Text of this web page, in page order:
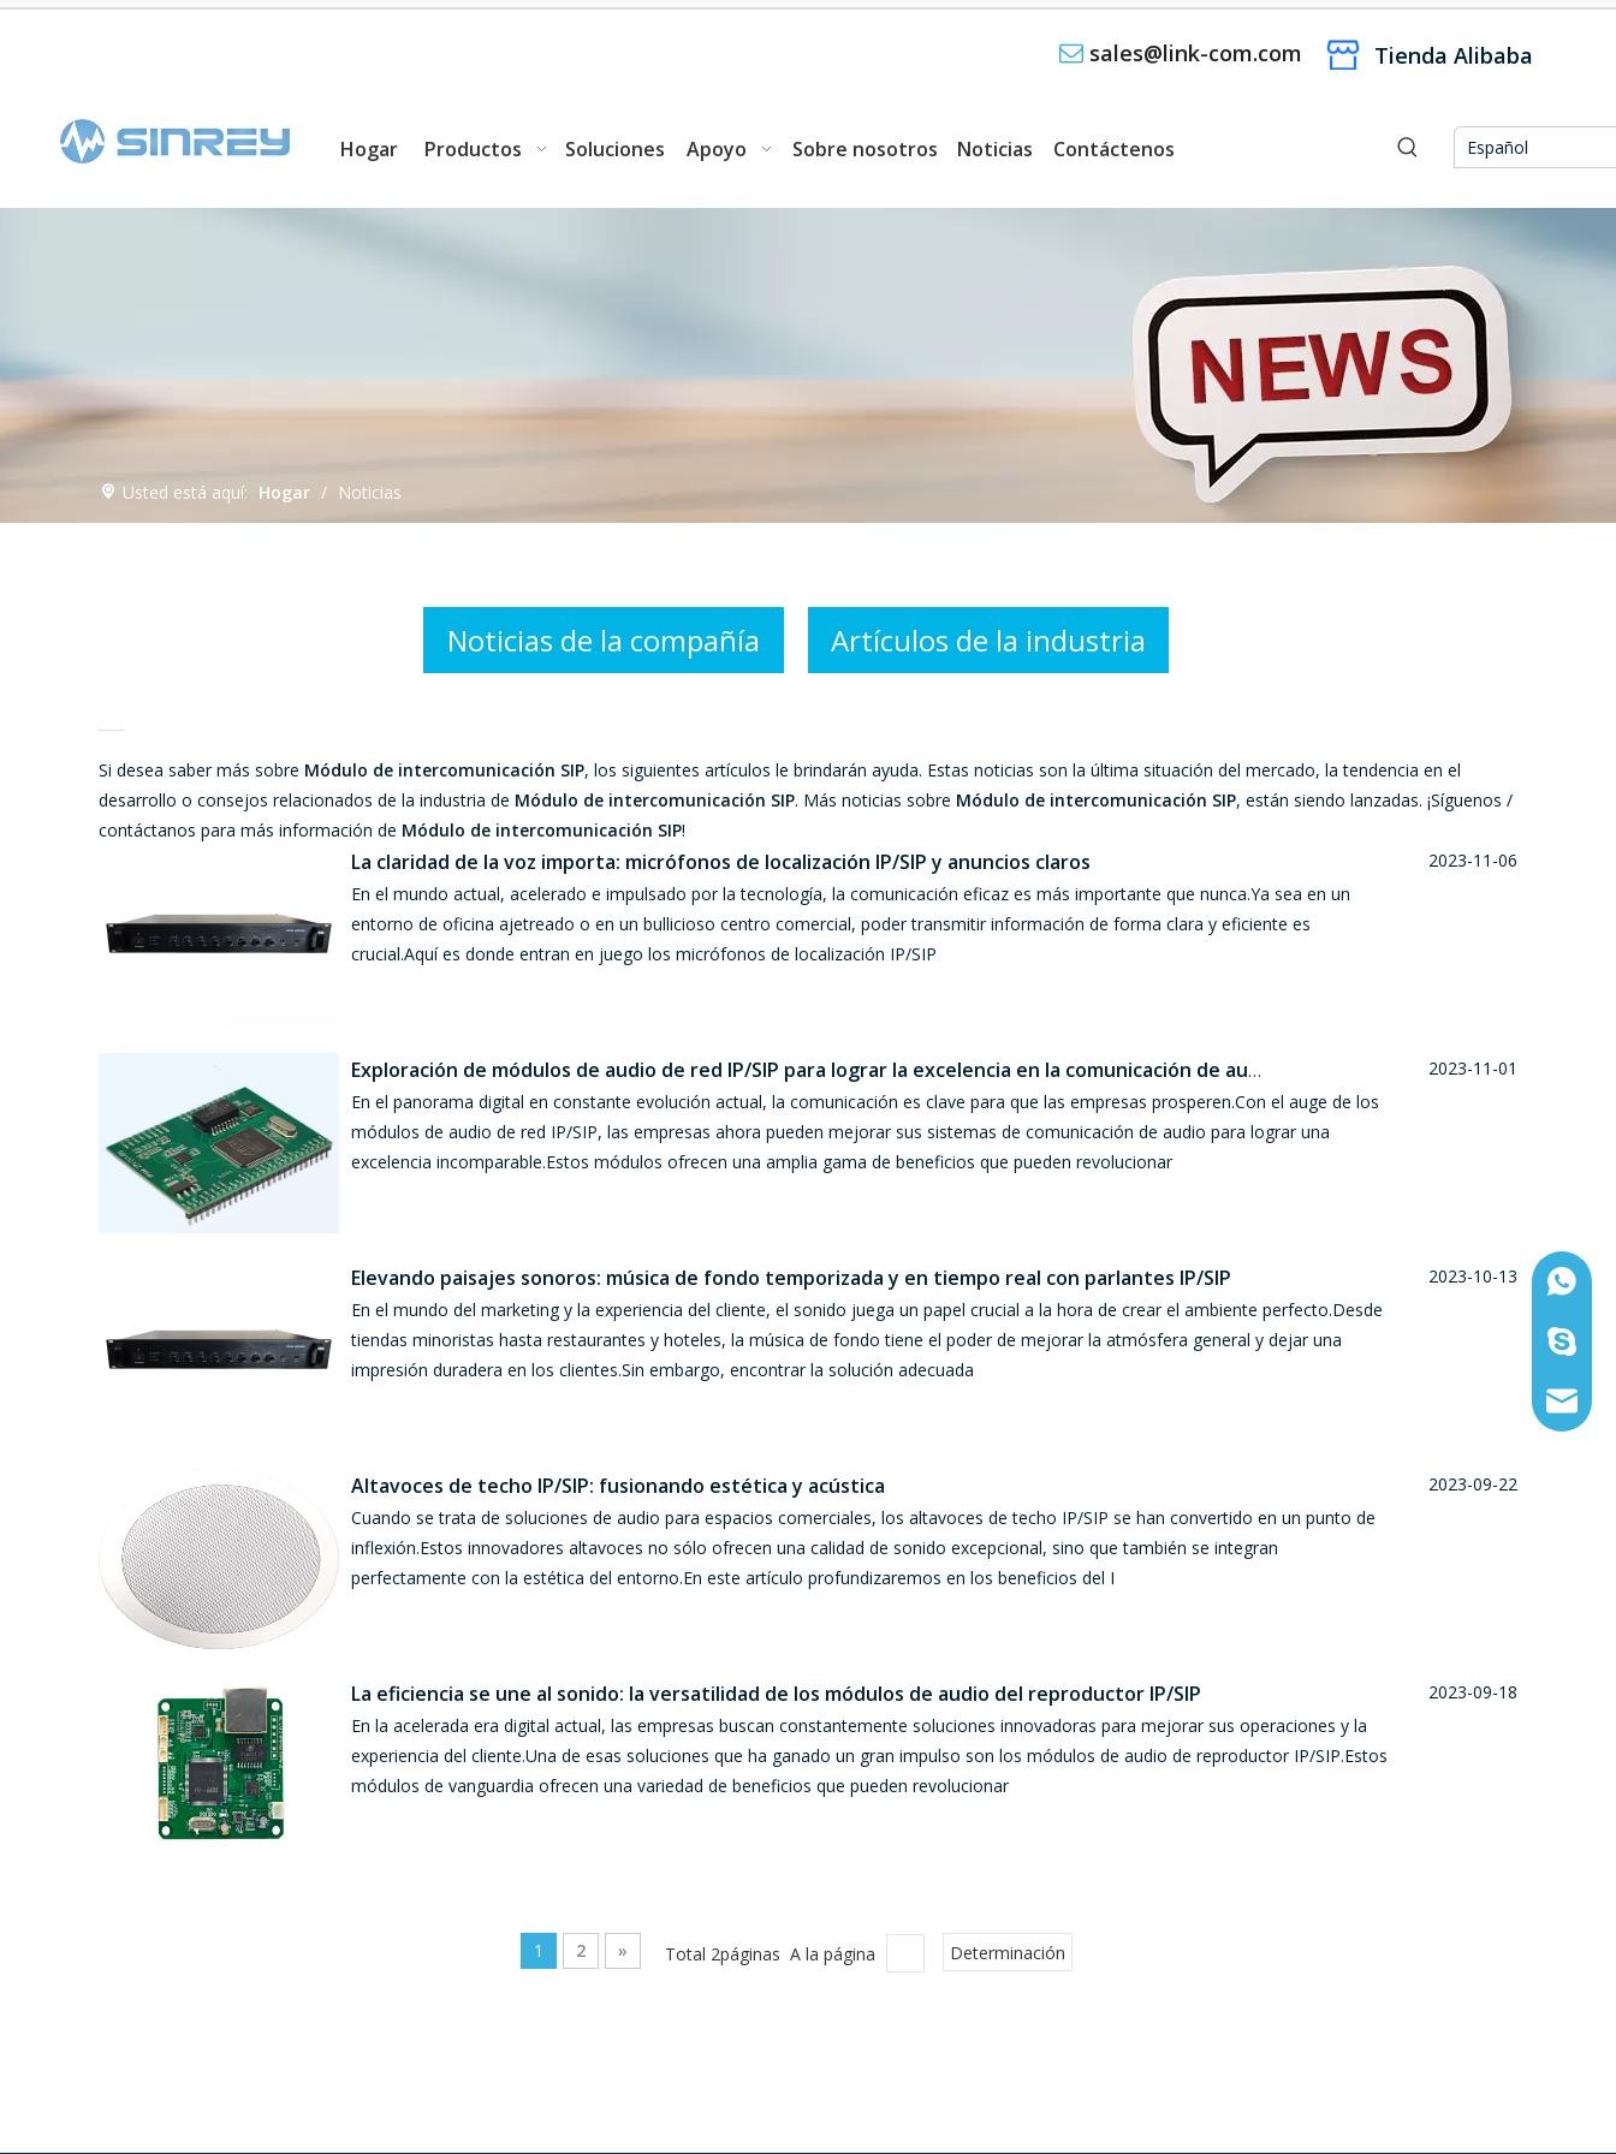
 sales@link-com.com Tienda Alibaba
Hogar Productos Soluciones Apoyo Sobre nosotros Noticias Contáctenos Español
Usted está aquí: Hogar / Noticias
Noticias de la compañía Artículos de la industria
Si desea saber más sobre Módulo de intercomunicación SIP, los siguientes artículos le brindarán ayuda. Estas noticias son la última situación del mercado, la tendencia en el
desarrollo o consejos relacionados de la industria de Módulo de intercomunicación SIP. Más noticias sobre Módulo de intercomunicación SIP, están siendo lanzadas. ¡Síguenos /
contáctanos para más información de Módulo de intercomunicación SIP!
La claridad de la voz importa: micrófonos de localización IP/SIP y anuncios claros
En el mundo actual, acelerado e impulsado por la tecnología, la comunicación eficaz es más importante que nunca.Ya sea en un
entorno de oficina ajetreado o en un bullicioso centro comercial, poder transmitir información de forma clara y eficiente es
crucial.Aquí es donde entran en juego los micrófonos de localización IP/SIP
2023-11-06
Exploración de módulos de audio de red IP/SIP para lograr la excelencia en la comunicación de audio
En el panorama digital en constante evolución actual, la comunicación es clave para que las empresas prosperen.Con el auge de los
módulos de audio de red IP/SIP, las empresas ahora pueden mejorar sus sistemas de comunicación de audio para lograr una
excelencia incomparable.Estos módulos ofrecen una amplia gama de beneficios que pueden revolucionar
2023-11-01
Elevando paisajes sonoros: música de fondo temporizada y en tiempo real con parlantes IP/SIP
En el mundo del marketing y la experiencia del cliente, el sonido juega un papel crucial a la hora de crear el ambiente perfecto.Desde
tiendas minoristas hasta restaurantes y hoteles, la música de fondo tiene el poder de mejorar la atmósfera general y dejar una
impresión duradera en los clientes.Sin embargo, encontrar la solución adecuada
2023-10-13
Altavoces de techo IP/SIP: fusionando estética y acústica
Cuando se trata de soluciones de audio para espacios comerciales, los altavoces de techo IP/SIP se han convertido en un punto de
inflexión.Estos innovadores altavoces no sólo ofrecen una calidad de sonido excepcional, sino que también se integran
perfectamente con la estética del entorno.En este artículo profundizaremos en los beneficios del I
2023-09-22
La eficiencia se une al sonido: la versatilidad de los módulos de audio del reproductor IP/SIP
En la acelerada era digital actual, las empresas buscan constantemente soluciones innovadoras para mejorar sus operaciones y la
experiencia del cliente.Una de esas soluciones que ha ganado un gran impulso son los módulos de audio de reproductor IP/SIP.Estos
módulos de vanguardia ofrecen una variedad de beneficios que pueden revolucionar
2023-09-18
1 2 » Total 2páginas A la página Determinación
Correo